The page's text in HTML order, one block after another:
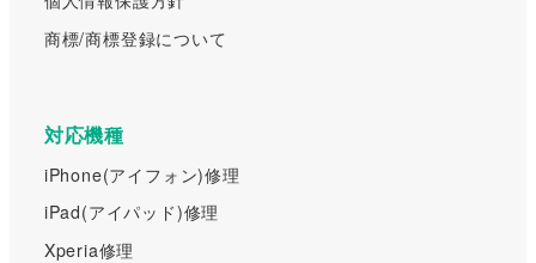
商標/商標登録について
対応機種
iPhone(アイフォン)修理
iPad(アイパッド)修理
Xperia修理